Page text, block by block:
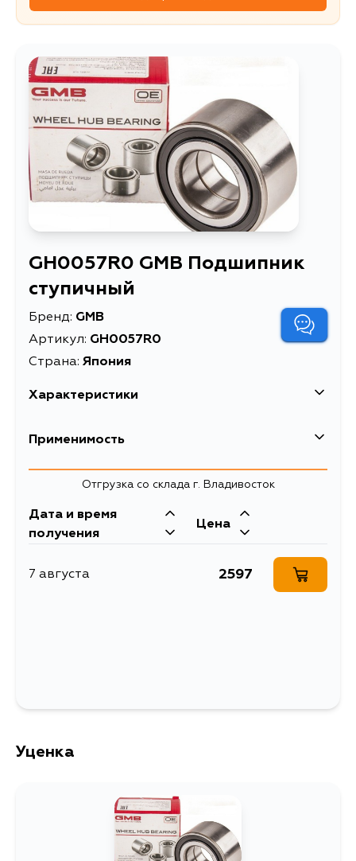
GH0057R0 GMB Подшипник
ступичный
Бренд: GMB
Артикул: GH0057R0
Страна: Япония
Характеристики
Масса, кг
Применимость
Toyota
Кузов Двигатель
KZJ90, KZJ95, KDJ90, KDJ95,
KZJ73, KZJ78, LJ70, LJ71, LJ73,
LJ78, BJ73, LJ71G, RZJ95W,
RZJ90W
2LT, 22RE, 22R,
5VZFE, 3RZFE,
3RZF, 1KDFTV
Отгрузка со склада г. Владивосток
Дата и время
получения
Цена
7 августа 2597
Уценка